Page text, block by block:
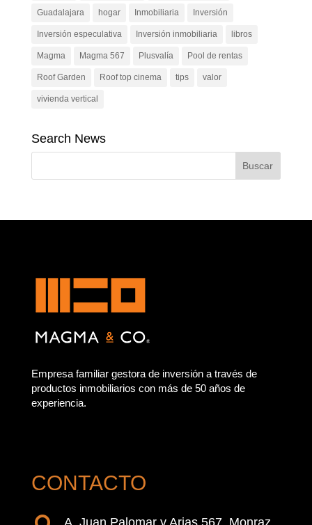
Guadalajara hogar Inmobiliaria Inversión
Inversión especulativa Inversión inmobiliaria libros
Magma Magma 567 Plusvalía Pool de rentas
Roof Garden Roof top cinema tips valor
vivienda vertical
Search News
Empresa familiar gestora de inversión a través de
productos inmobiliarios con más de 50 años de
experiencia.
CONTACTO